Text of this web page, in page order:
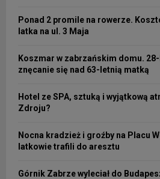
Ponad 2 promile na rowerze.
latka na ul. 3 Maja
Koszmar w zabrzańskim domu.
znęcanie się nad 63-letnią matką
Hotel ze SPA, sztuką i wyjątkową
Zdroju?
Nocna kradzież i groźby na Placu
latkowie trafili do aresztu
Górnik Zabrze wyleciał do